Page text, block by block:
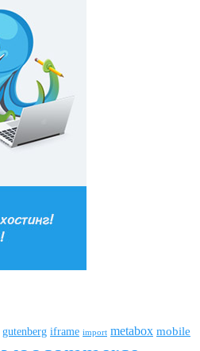
gutenberg iframe import metabox mobile